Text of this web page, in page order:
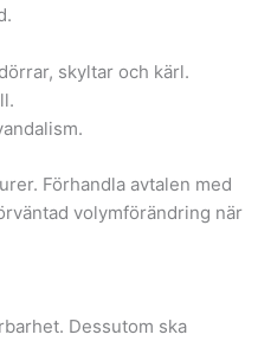
skyltar och kärl.
Förhandla avtalen med
volymförändring när
Dessutom ska